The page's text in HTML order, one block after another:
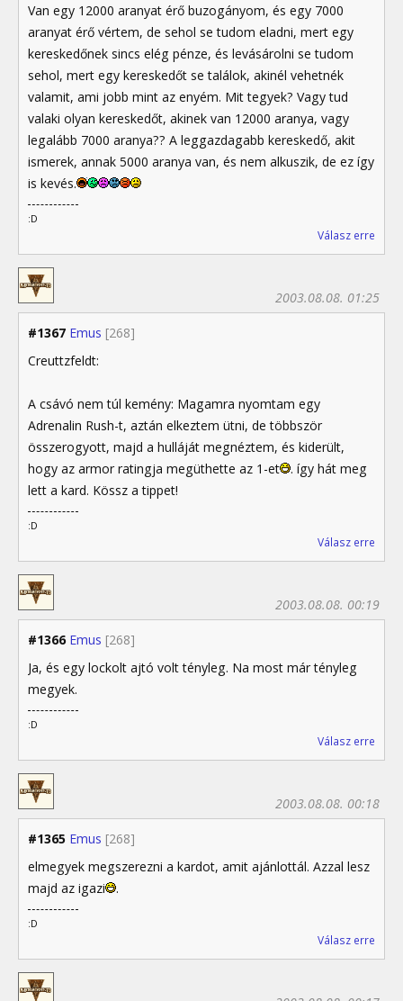
Van egy 12000 aranyat érő buzogányom, és egy 7000
aranyat érő vértem, de sehol se tudom eladni, mert egy
kereskedőnek sincs elég pénze, és levásárolni se tudom
sehol, mert egy kereskedőt se találok, akinél vehetnék
valamit, ami jobb mint az enyém. Mit tegyek? Vagy tud
valaki olyan kereskedőt, akinek van 12000 aranya, vagy
legalább 7000 aranya?? A leggazdagabb kereskedő, akit
ismerek, annak 5000 aranya van, és nem alkuszik, de ez így
is kevés.
:D
Válasz erre
#1367 Emus [268]
2003.08.08. 01:25
Creuttzfeldt:
A csávó nem túl kemény: Magamra nyomtam egy
Adrenalin Rush-t, aztán elkeztem ütni, de többször
összerogyott, majd a hulláját megnéztem, és kiderült,
hogy az armor ratingja megüthette az 1-et
. így hát meg
lett a kard. Kössz a tippet!
:D
Válasz erre
#1366 Emus [268]
2003.08.08. 00:19
Ja, és egy lockolt ajtó volt tényleg. Na most már tényleg
megyek.
:D
Válasz erre
#1365 Emus [268]
2003.08.08. 00:18
elmegyek megszerezni a kardot, amit ajánlottál. Azzal lesz
majd az igazi
.
:D
Válasz erre